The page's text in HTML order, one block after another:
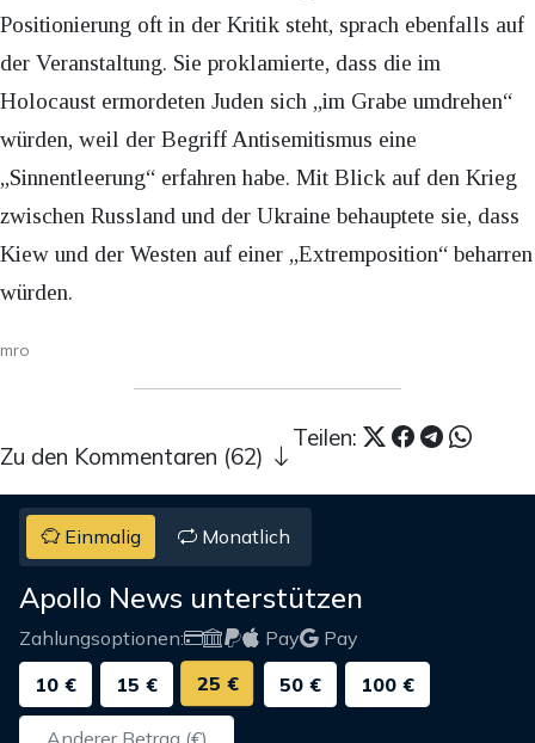
Positionierung oft in der Kritik steht, sprach ebenfalls auf
der Veranstaltung. Sie proklamierte, dass die im
Holocaust ermordeten Juden sich „im Grabe umdrehen“
würden, weil der Begriff Antisemitismus eine
„Sinnentleerung“ erfahren habe. Mit Blick auf den Krieg
zwischen Russland und der Ukraine behauptete sie, dass
Kiew und der Westen auf einer „Extremposition“ beharren
würden.
mro
Teilen:
Zu den Kommentaren (62)
Einmalig Monatlich
Apollo News unterstützen
Zahlungsoptionen: Pay
Pay
10 €
15 € 25 € 50 € 100 €